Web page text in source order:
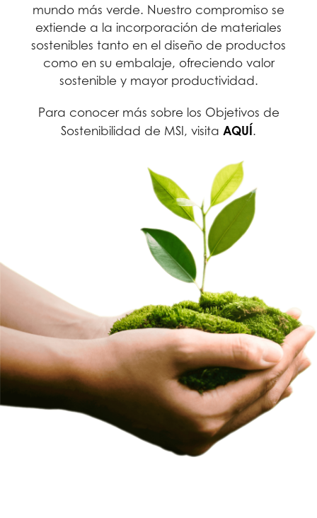
mundo más verde. Nuestro compromiso se
extiende a la incorporación de materiales
sostenibles tanto en el diseño de productos
como en su embalaje, ofreciendo valor
sostenible y mayor productividad.
Para conocer más sobre los Objetivos de
Sostenibilidad de MSI, visita AQUÍ.